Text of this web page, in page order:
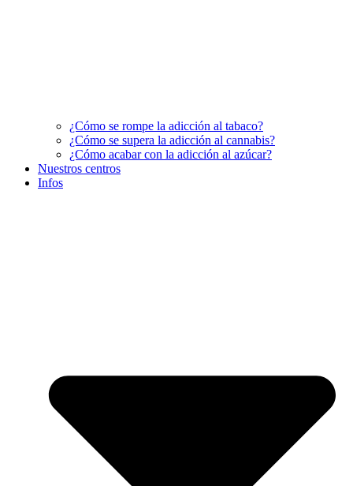
¿Cómo se rompe la adicción al tabaco?
¿Cómo se supera la adicción al cannabis?
¿Cómo acabar con la adicción al azúcar?
Nuestros centros
Infos